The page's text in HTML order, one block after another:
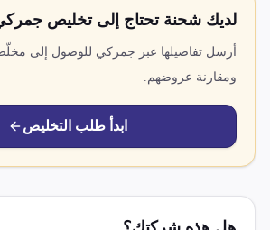
لديك شحنة تحتاج إلى تخليص
أرسل تفاصيلها عبر جمركي للوصول إلى
ومقارنة عروضهم.
ابدأ طلب التخليص